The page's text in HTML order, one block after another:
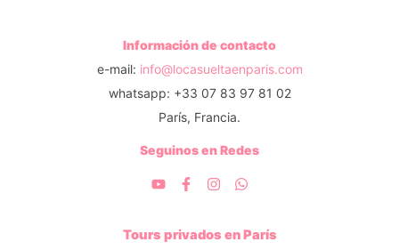
Información de contacto
e-mail: info@locasueltaenparis.com
whatsapp: +33 07 83 97 81 02
París, Francia.
Seguinos en Redes
Tours privados en París